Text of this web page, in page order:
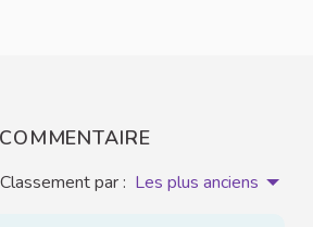
Classement par : Les plus anciens